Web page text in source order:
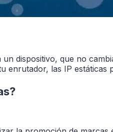
dispositivo, que no
enrutador, las IP